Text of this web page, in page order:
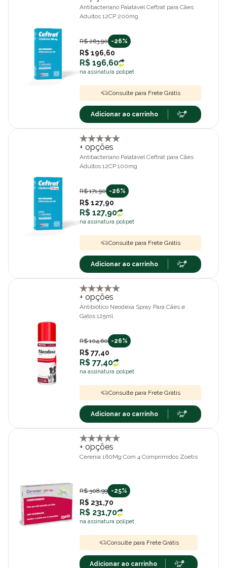
Antibacteriano Palatável Ceftrat para Cães
Adultos 12CP 200mg
R$ 263,90 -26%
R$ 196,60
R$ 196,60
na assinatura polipet
Consulte para Frete Grátis
Adicionar ao carrinho
+ opções
Antibacteriano Palatável Ceftrat para Cães
Adultos 12CP 100mg
R$ 171,90 -26%
R$ 127,90
R$ 127,90
na assinatura polipet
Consulte para Frete Grátis
Adicionar ao carrinho
+ opções
Antibiótico Neodexa Spray Para Cães e
Gatos 125ml
R$ 104,60 -26%
R$ 77,40
R$ 77,40
na assinatura polipet
Consulte para Frete Grátis
Adicionar ao carrinho
+ opções
Cerenia 160Mg Com 4 Comprimidos Zoetis
R$ 308,99 -25%
R$ 231,70
R$ 231,70
na assinatura polipet
Consulte para Frete Grátis
Adicionar ao carrinho